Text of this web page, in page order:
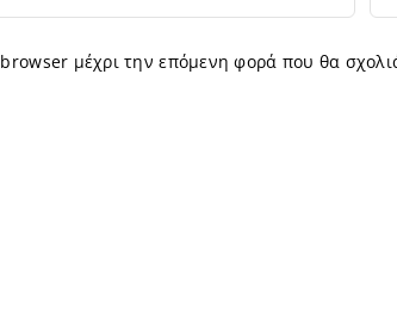
μέχρι την επόμενη φορά που θα